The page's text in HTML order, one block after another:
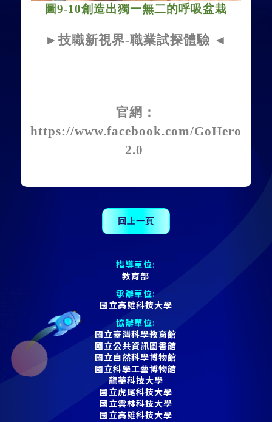
圖9-10創造出獨一無二的呼吸盆栽
► 技職新視界-職業試探體驗 ◄
官網：
https://www.facebook.com/GoHero
2.0
指導單位:
教育部
承辦單位:
國立高雄科技大學
協辦單位:
國立臺灣科學教育館
國立公共資訊圖書館
國立自然科學博物館
國立科學工藝博物館
龍華科技大學
國立虎尾科技大學
國立雲林科技大學
國立高雄科技大學